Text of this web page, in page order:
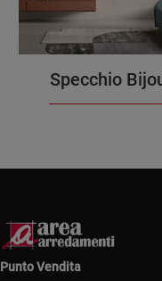
Specchio
Punto Vendita